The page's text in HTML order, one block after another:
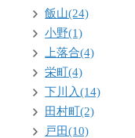
飯山(24)
小野(1)
上落合(4)
栄町(4)
下川入(14)
田村町(2)
戸田(10)